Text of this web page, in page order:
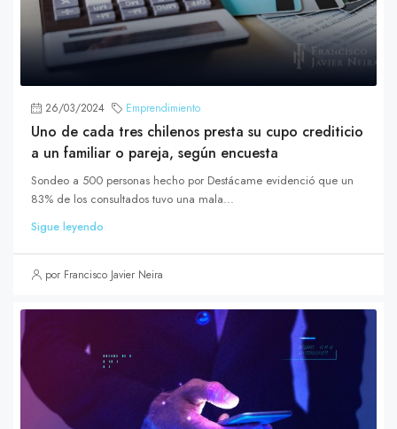
26/03/2024 Emprendimiento
Uno de cada tres chilenos presta su cupo crediticio
a un familiar o pareja, según encuesta
Sondeo a 500 personas hecho por Destácame evidenció que un
83% de los consultados tuvo una mala...
Sigue leyendo
por Francisco Javier Neira